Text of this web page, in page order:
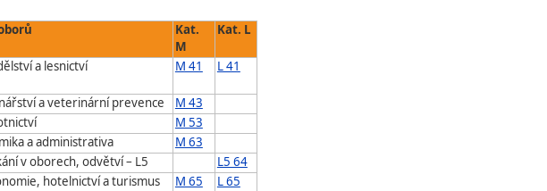
Kat.
M
Kat. L
a lesnictví M 41 L 41
a veterinární prevence
M 43
M 53
a administrativa
M 63
v oborech, odvětví – L5
L5 64
hotelnictví a turismus
M 65
L 65